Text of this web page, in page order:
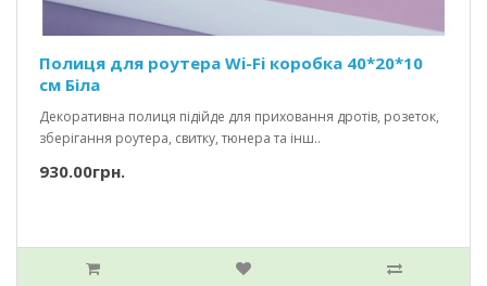
Полиця для роутера Wi-Fi коробка 40*20*10
см Біла
Декоративна полиця підійде для приховання дротів, розеток,
зберігання роутера, свитку, тюнера та інш..
930.00грн.